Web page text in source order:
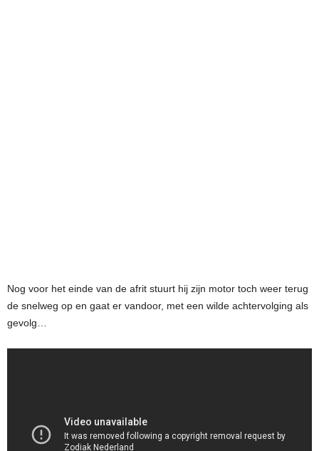
Nog voor het einde van de afrit stuurt hij zijn motor toch weer terug
de snelweg op en gaat er vandoor, met een wilde achtervolging als
gevolg…